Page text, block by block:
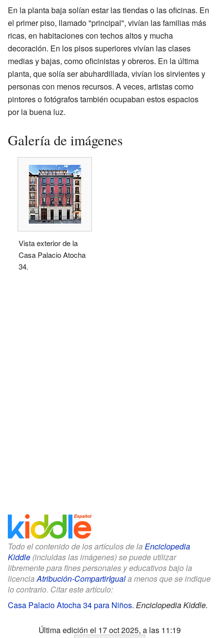
En la planta baja solían estar las tiendas o las oficinas. En
el primer piso, llamado "principal", vivían las familias más
ricas, en habitaciones con techos altos y mucha
decoración. En los pisos superiores vivían las clases
medias y bajas, como oficinistas y obreros. En la última
planta, que solía ser abuhardillada, vivían los sirvientes y
personas con menos recursos. A veces, artistas como
pintores o fotógrafos también ocupaban estos espacios
por la buena luz.
Galería de imágenes
Vista exterior de la
Casa Palacio Atocha
34.
Todo el contenido de los artículos de la Enciclopedia
Kiddle (incluidas las imágenes) se puede utilizar
libremente para fines personales y educativos bajo la
licenciaAtribución-CompartirIguala menos que se indique
lo contrario. Citar este artículo:
Casa Palacio Atocha 34 para Niños. Enciclopedia Kiddle.
Última edición el 17 oct 2025, a las 11:19